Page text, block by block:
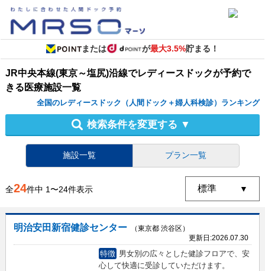
または が最大3.5%貯まる！
JR中央本線(東京～塩尻)沿線でレディースドックが予約で
きる医療施設一覧
全国のレディースドック（人間ドック＋婦人科検診）ランキング
検索条件を変更する ▼
施設一覧 プラン一覧
全24件中 1〜24件表示
明治安田新宿健診センター
（東京都 渋谷区）
更新日:2026.07.30
特徴 男女別の広々とした健診フロアで、安
心して快適に受診していただけます。